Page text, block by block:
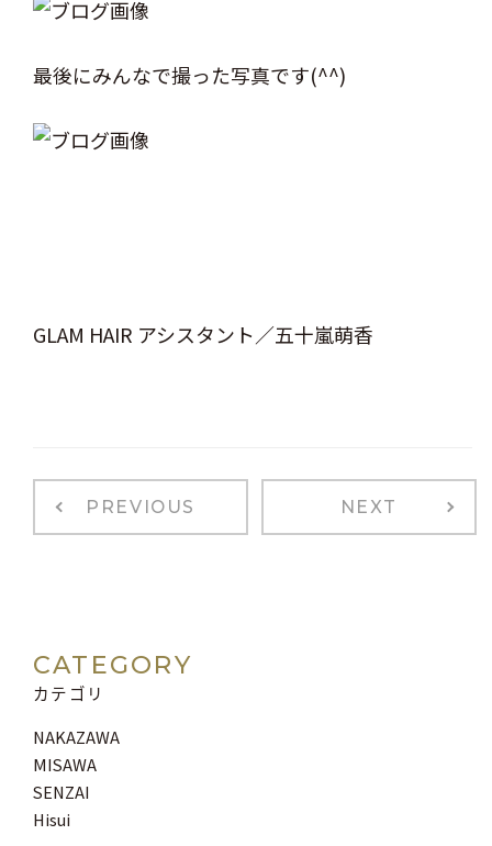
最後にみんなで撮った写真です(^^)
GLAM HAIR アシスタント／五十嵐萌香
PREVIOUS NEXT
CATEGORY
カテゴリ
NAKAZAWA
MISAWA
SENZAI
Hisui